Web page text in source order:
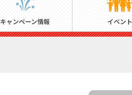
キャンペーン情報 イベント